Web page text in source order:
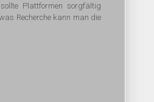
Plattformen sorgfältig
Recherche kann man die